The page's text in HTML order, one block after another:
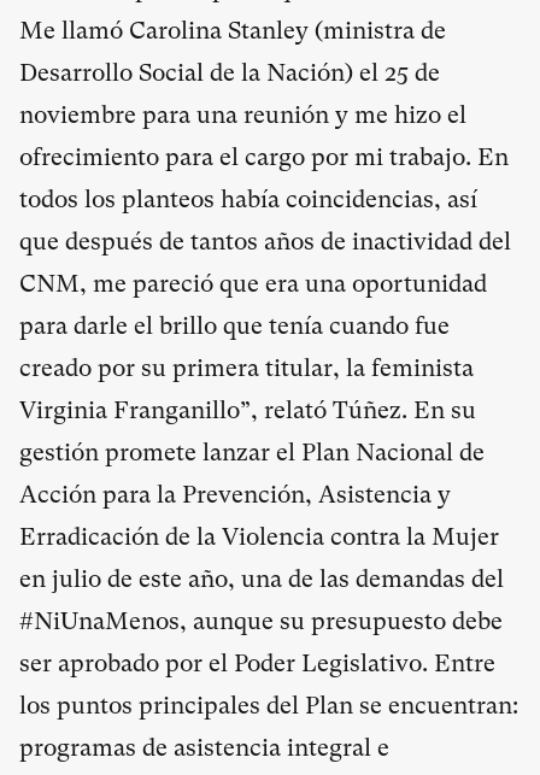
Me llamó Carolina Stanley (ministra de
Desarrollo Social de la Nación) el 25 de
noviembre para una reunión y me hizo el
ofrecimiento para el cargo por mi trabajo. En
todos los planteos había coincidencias, así
que después de tantos años de inactividad del
CNM, me pareció que era una oportunidad
para darle el brillo que tenía cuando fue
creado por su primera titular, la feminista
Virginia Franganillo”, relató Túñez. En su
gestión promete lanzar el Plan Nacional de
Acción para la Prevención, Asistencia y
Erradicación de la Violencia contra la Mujer
en julio de este año, una de las demandas del
#NiUnaMenos, aunque su presupuesto debe
ser aprobado por el Poder Legislativo. Entre
los puntos principales del Plan se encuentran:
programas de asistencia integral e